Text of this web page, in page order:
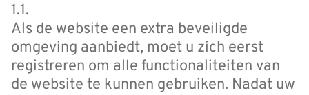
1.1.
Als de website een extra beveiligde
omgeving aanbiedt, moet u zich eerst
registreren om alle functionaliteiten van
de website te kunnen gebruiken. Nadat uw